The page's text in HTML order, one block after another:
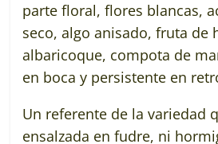
parte floral, flores blancas,
seco, algo anisado, fruta de
albaricoque, compota de
en boca y persistente en
Un referente de la variedad
ensalzada en fudre, ni